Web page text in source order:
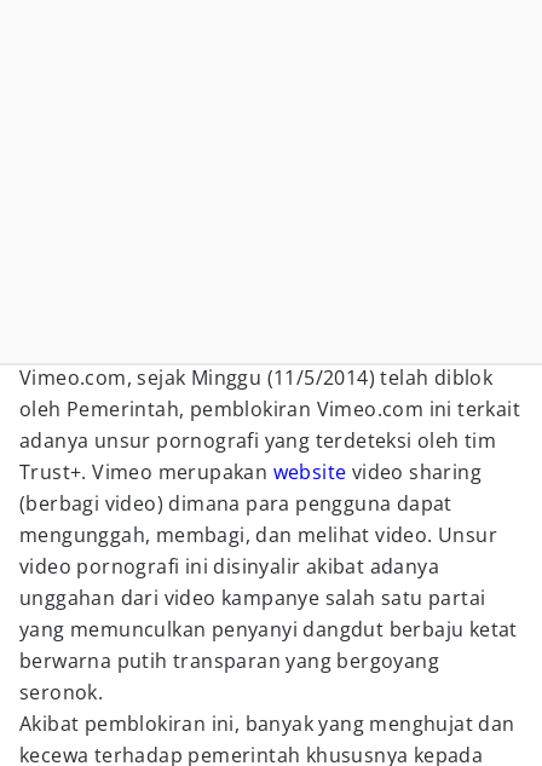
Vimeo.com, sejak Minggu (11/5/2014) telah diblok
oleh Pemerintah, pemblokiran Vimeo.com ini terkait
adanya unsur pornografi yang terdeteksi oleh tim
Trust+. Vimeo merupakan website video sharing
(berbagi video) dimana para pengguna dapat
mengunggah, membagi, dan melihat video. Unsur
video pornografi ini disinyalir akibat adanya
unggahan dari video kampanye salah satu partai
yang memunculkan penyanyi dangdut berbaju ketat
berwarna putih transparan yang bergoyang
seronok.
Akibat pemblokiran ini, banyak yang menghujat dan
kecewa terhadap pemerintah khususnya kepada